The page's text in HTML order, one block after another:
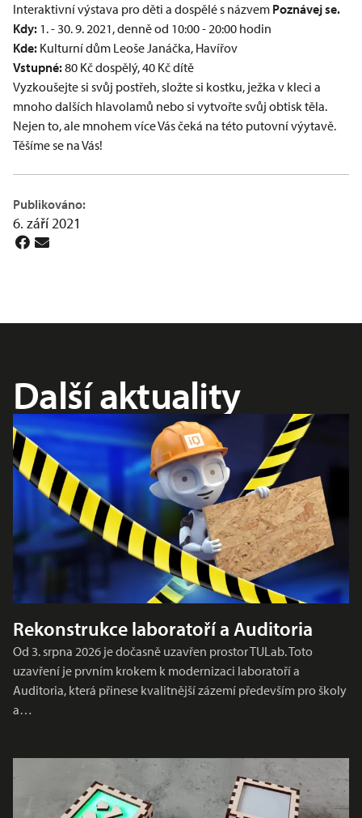
Interaktivní výstava pro děti a dospělé s názvem Poznávej se.
Kdy: 1. - 30. 9. 2021, denně od 10:00 - 20:00 hodin
Kde: Kulturní dům Leoše Janáčka, Havířov
Vstupné:80 Kč dospělý, 40 Kč dítě
Vyzkoušejte si svůj postřeh, složte si kostku, ježka v kleci a
mnoho dalších hlavolamů nebo si vytvořte svůj obtisk těla.
Nejen to, ale mnohem více Vás čeká na této putovní výytavě.
Těšíme se na Vás!
Publikováno:
6. září 2021
Další aktuality
Rekonstrukce laboratoří a Auditoria
Od 3. srpna 2026 je dočasně uzavřen prostor TULab. Toto
uzavření je prvním krokem k modernizaci laboratoří a
Auditoria, která přinese kvalitnější zázemí především pro školy
a…